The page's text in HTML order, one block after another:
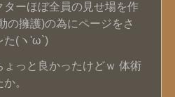
ーほぼ全員の見せ場を作
の擁護)の為にページをさ
た(ヽ'ω`)
ょっと良かったけどｗ 体術
。